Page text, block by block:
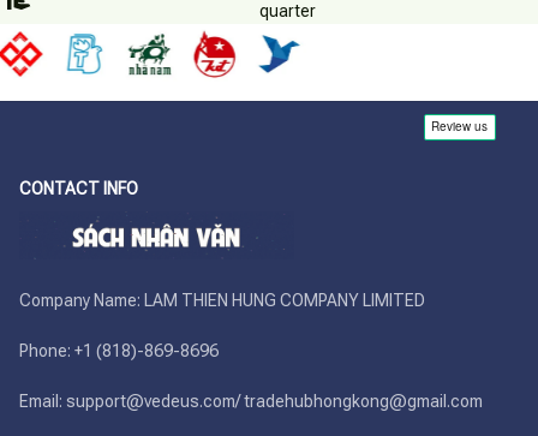
quarter
CONTACT INFO
Company Name: LAM THIEN HUNG COMPANY LIMITED
Phone: +1 (818)-869-8696
Email: support@vedeus.com/ tradehubhongkong@gmail.com